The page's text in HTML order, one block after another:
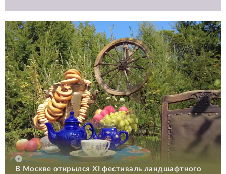
В Москве открылся XI фестиваль ландшафтного